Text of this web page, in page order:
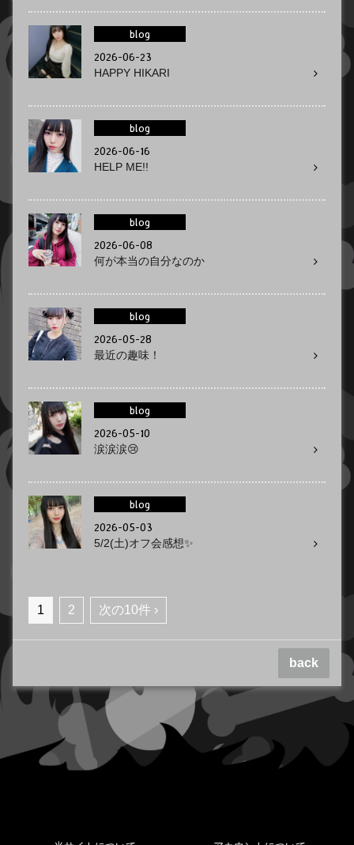
blog
2026-06-23
HAPPY HIKARI
blog
2026-06-16
HELP ME!!
blog
2026-06-08
何が本当の自分なのか
blog
2026-05-28
最近の趣味！
blog
2026-05-10
涙涙涙😢
blog
2026-05-03
5/2(土)オフ会感想✨
1 2 次の10件 ›
back